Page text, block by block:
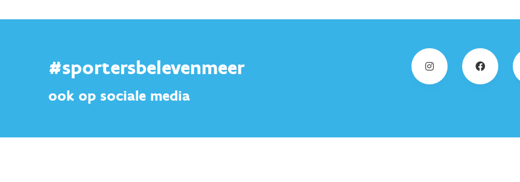
#sportersbelevenmeer
ook op sociale media